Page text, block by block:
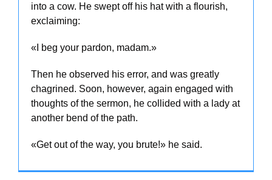
into a cow. He swept off his hat with a flourish,
exclaiming:
«I beg your pardon, madam.»
Then he observed his error, and was greatly
chagrined. Soon, however, again engaged with
thoughts of the sermon, he collided with a lady at
another bend of the path.
«Get out of the way, you brute!» he said.